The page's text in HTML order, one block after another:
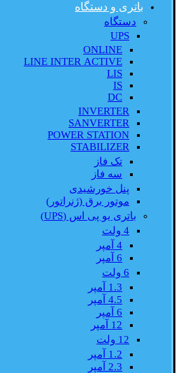
باتری و دستگاه
دستگاه
UPS
ONLINE
LINE INTER ACTIVE
LIS
IS
DC
INVERTER
SANVERTER
POWER STATION
STABILIZER
تک فاز
سه فاز
پنل خورشیدی
موتور برق (ژنراتور)
باتری یو پی اس (UPS)
4 ولت
4 آمپر
6 آمپر
6 ولت
1.3 آمپر
4.5 آمپر
6 آمپر
12 آمپر
12 ولت
1.2 آمپر
2.3 آمپر